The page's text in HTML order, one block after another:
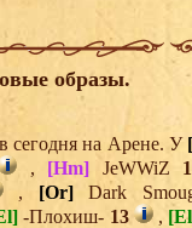
образы.
сегодня на Арене. У
, [Hm] JeWWiZ
, [Or]Dark
-Плохиш- 13 ,